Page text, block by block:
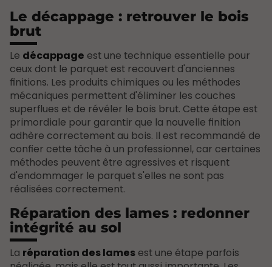
Le décappage : retrouver le bois
brut
Le décappage est une technique essentielle pour
ceux dont le parquet est recouvert d'anciennes
finitions. Les produits chimiques ou les méthodes
mécaniques permettent d'éliminer les couches
superflues et de révéler le bois brut. Cette étape est
primordiale pour garantir que la nouvelle finition
adhère correctement au bois. Il est recommandé de
confier cette tâche à un professionnel, car certaines
méthodes peuvent être agressives et risquent
d'endommager le parquet s'elles ne sont pas
réalisées correctement.
Réparation des lames : redonner
intégrité au sol
La réparation des lames est une étape parfois